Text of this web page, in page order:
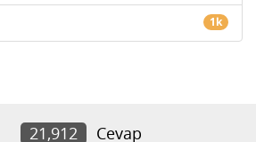
1k
21,912
Cevap